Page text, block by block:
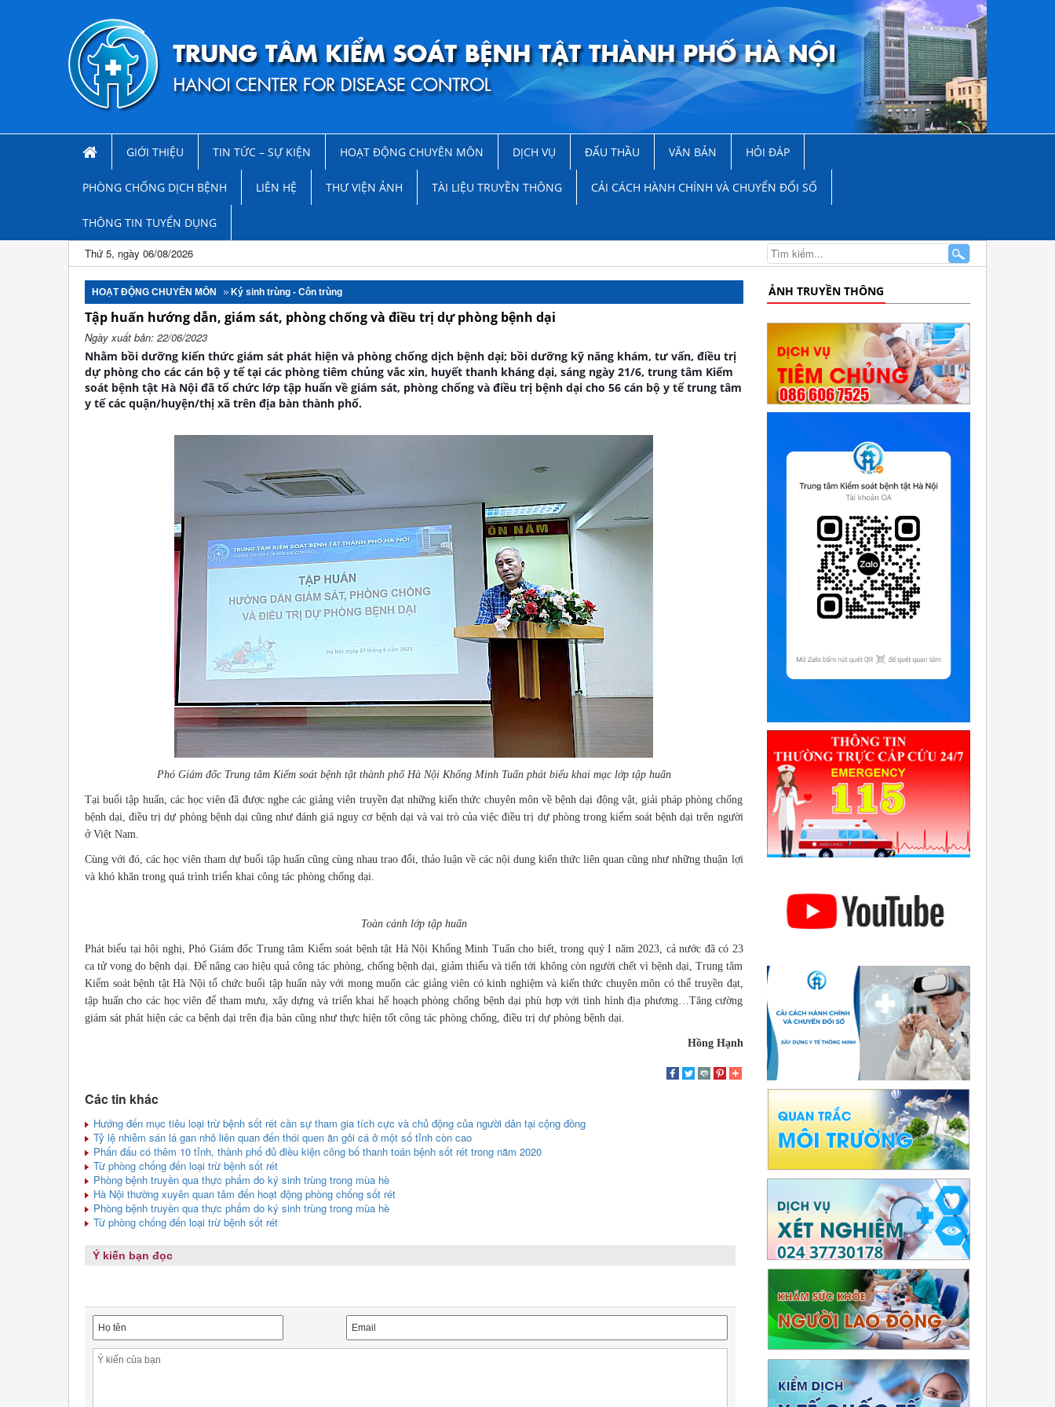
GIỚI THIỆU TIN TỨC – SỰ KIỆN HOẠT ĐỘNG CHUYÊN MÔN DỊCH VỤ ĐẤU THẦU VĂN BẢN HỎI ĐÁP
PHÒNG CHỐNG DỊCH BỆNH LIÊN HỆ THƯ VIỆN ẢNH TÀI LIỆU TRUYỀN THÔNG CẢI CÁCH HÀNH CHÍNH VÀ CHUYỂN ĐỔI SỐ
THÔNG TIN TUYỂN DỤNG
Thứ 5, ngày 06/08/2026
HOẠT ĐỘNG CHUYÊN MÔN Ký sinh trùng - Côn trùng
Tập huấn hướng dẫn, giám sát, phòng chống và điều trị dự phòng bệnh dại
Ngày xuất bản: 22/06/2023
Nhằm bồi dưỡng kiến thức giám sát phát hiện và phòng chống dịch bệnh dại; bồi dưỡng kỹ năng khám, tư vấn, điều trị
dự phòng cho các cán bộ y tế tại các phòng tiêm chủng vắc xin, huyết thanh kháng dại, sáng ngày 21/6, trung tâm Kiểm
soát bệnh tật Hà Nội đã tổ chức lớp tập huấn về giám sát, phòng chống và điều trị bệnh dại cho 56 cán bộ y tế trung tâm
y tế các quận/huyện/thị xã trên địa bàn thành phố.
Phó Giám đốc Trung tâm Kiểm soát bệnh tật thành phố Hà Nội Khổng Minh Tuấn phát biểu khai mạc lớp tập huấn
Tại buổi tập huấn, các học viên đã được nghe các giảng viên truyền đạt những kiến thức chuyên môn về bệnh dại động vật, giải pháp phòng chống
bệnh dại, điều trị dự phòng bệnh dại cũng như đánh giá nguy cơ bệnh dại và vai trò của việc điều trị dự phòng trong kiểm soát bệnh dại trên người
ở Việt Nam.
Cùng với đó, các học viên tham dự buổi tập huấn cũng cùng nhau trao đổi, thảo luận về các nội dung kiến thức liên quan cũng như những thuận lợi
và khó khăn trong quá trình triển khai công tác phòng chống dại.
Toàn cảnh lớp tập huấn
Phát biểu tại hội nghị, Phó Giám đốc Trung tâm Kiểm soát bệnh tật Hà Nội Khổng Minh Tuấn cho biết, trong quý I năm 2023, cả nước đã có 23
ca tử vong do bệnh dại. Để nâng cao hiệu quả công tác phòng, chống bệnh dại, giảm thiểu và tiến tới không còn người chết vì bệnh dại, Trung tâm
Kiểm soát bệnh tật Hà Nội tổ chức buổi tập huấn này với mong muốn các giảng viên có kinh nghiệm và kiến thức chuyên môn có thể truyền đạt,
tập huấn cho các học viên để tham mưu, xây dựng và triển khai hế hoạch phòng chống bệnh dại phù hợp với tình hình địa phương…Tăng cường
giám sát phát hiện các ca bệnh dại trên địa bàn cũng như thực hiện tốt công tác phòng chống, điều trị dự phòng bệnh dại.
Hồng Hạnh
Các tin khác
Hướng đến mục tiêu loại trừ bệnh sốt rét cần sự tham gia tích cực và chủ động của người dân tại cộng đồng
Tỷ lệ nhiễm sán lá gan nhỏ liên quan đến thói quen ăn gỏi cá ở một số tỉnh còn cao
Phấn đấu có thêm 10 tỉnh, thành phố đủ điều kiện công bố thanh toán bệnh sốt rét trong năm 2020
Từ phòng chống đến loại trừ bệnh sốt rét
Phòng bệnh truyền qua thực phẩm do ký sinh trùng trong mùa hè
Hà Nội thường xuyên quan tâm đến hoạt động phòng chống sốt rét
Phòng bệnh truyền qua thực phẩm do ký sinh trùng trong mùa hè
Từ phòng chống đến loại trừ bệnh sốt rét
Ý kiến bạn đọc
ẢNH TRUYỀN THÔNG